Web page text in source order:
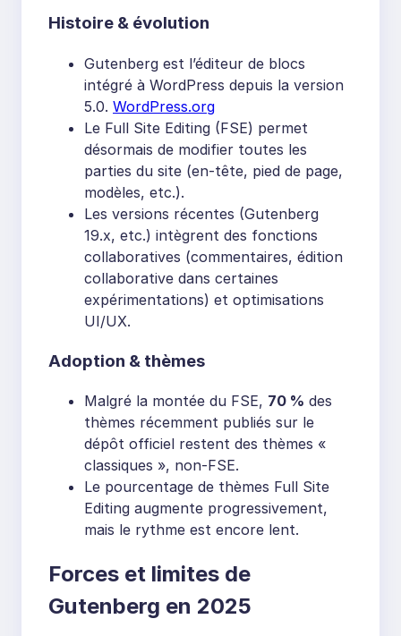
Histoire & évolution
Gutenberg est l’éditeur de blocs
intégré à WordPress depuis la version
5.0. WordPress.org
Le Full Site Editing (FSE) permet
désormais de modifier toutes les
parties du site (en-tête, pied de page,
modèles, etc.).
Les versions récentes (Gutenberg
19.x, etc.) intègrent des fonctions
collaboratives (commentaires, édition
collaborative dans certaines
expérimentations) et optimisations
UI/UX.
Adoption & thèmes
Malgré la montée du FSE, 70 % des
thèmes récemment publiés sur le
dépôt officiel restent des thèmes «
classiques », non-FSE.
Le pourcentage de thèmes Full Site
Editing augmente progressivement,
mais le rythme est encore lent.
Forces et limites de
Gutenberg en 2025